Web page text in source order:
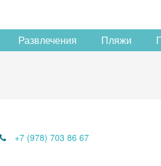
Развлечения Пляжи
+7 (978) 703 86 67